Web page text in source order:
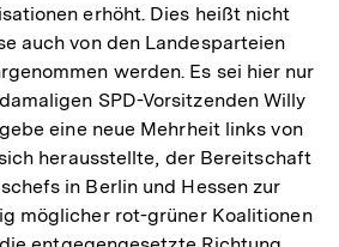
erhöht. Dies heißt nicht
auch von den Landesparteien
werden. Es sei hier nur
SPD-Vorsitzenden Willy
eine neue Mehrheit links von
herausstellte, der Bereitschaft
in Berlin und Hessen zur
möglicher rot-grüner Koalitionen